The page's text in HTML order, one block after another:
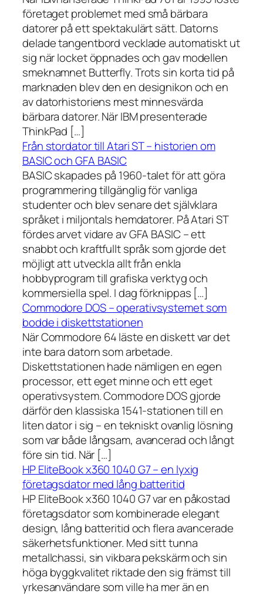
företaget problemet med små bärbara
datorer på ett spektakulärt sätt. Datorns
delade tangentbord vecklade automatiskt ut
sig när locket öppnades och gav modellen
smeknamnet Butterfly. Trots sin korta tid på
marknaden blev den en designikon och en
av datorhistoriens mest minnesvärda
bärbara datorer. När IBM presenterade
ThinkPad […]
Från stordator till Atari ST – historien om
BASIC och GFA BASIC
BASIC skapades på 1960-talet för att göra
programmering tillgänglig för vanliga
studenter och blev senare det självklara
språket i miljontals hemdatorer. På Atari ST
fördes arvet vidare av GFA BASIC – ett
snabbt och kraftfullt språk som gjorde det
möjligt att utveckla allt från enkla
hobbyprogram till grafiska verktyg och
kommersiella spel. I dag förknippas […]
Commodore DOS – operativsystemet som
bodde i diskettstationen
När Commodore 64 läste en diskett var det
inte bara datorn som arbetade.
Diskettstationen hade nämligen en egen
processor, ett eget minne och ett eget
operativsystem. Commodore DOS gjorde
därför den klassiska 1541-stationen till en
liten dator i sig – en tekniskt ovanlig lösning
som var både långsam, avancerad och långt
före sin tid. När […]
HP EliteBook x360 1040 G7 – en lyxig
företagsdator med lång batteritid
HP EliteBook x360 1040 G7 var en påkostad
företagsdator som kombinerade elegant
design, lång batteritid och flera avancerade
säkerhetsfunktioner. Med sitt tunna
metallchassi, sin vikbara pekskärm och sin
höga byggkvalitet riktade den sig främst till
yrkesanvändare som ville ha mer än en